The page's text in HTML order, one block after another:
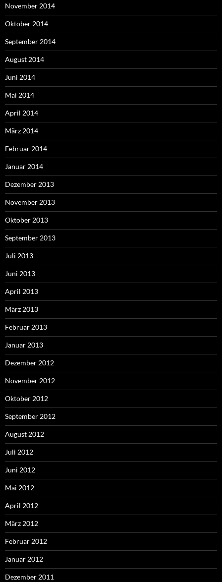
November 2014
Oktober 2014
September 2014
August 2014
Juni 2014
Mai 2014
April 2014
März 2014
Februar 2014
Januar 2014
Dezember 2013
November 2013
Oktober 2013
September 2013
Juli 2013
Juni 2013
April 2013
März 2013
Februar 2013
Januar 2013
Dezember 2012
November 2012
Oktober 2012
September 2012
August 2012
Juli 2012
Juni 2012
Mai 2012
April 2012
März 2012
Februar 2012
Januar 2012
Dezember 2011